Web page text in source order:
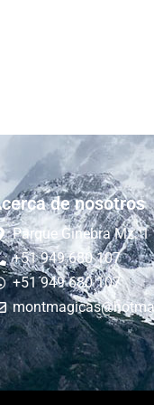
de nosotros
Parque Ginebra Mz. 1
+51 949 680 107
+51 949 680 107